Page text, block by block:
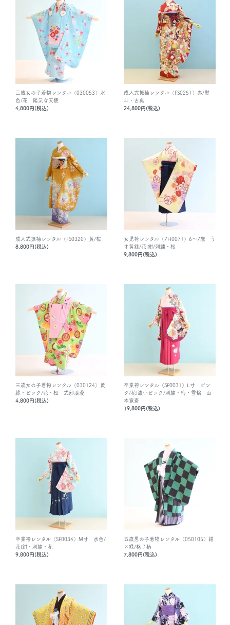
三歳女の子着物レンタル（030053）水
色/花 陽気な天使
4,800円(税込)
成人式振袖レンタル（FS0251）赤/熨
斗・古典
24,800円(税込)
成人式振袖レンタル（FS0320）黄/桜
8,800円(税込)
女児袴レンタル（7H0071）6～7歳 う
す黄緑/花|紺/刺繍・桜
9,800円(税込)
三歳女の子着物レンタル（030124）黄
緑・ピンク/花・松 式部浪漫
4,800円(税込)
卒業袴レンタル（SF0031）L寸 ピン
ク/花|濃いピンク/刺繍・梅・雪輪 山
本寛斎
19,800円(税込)
卒業袴レンタル（SF0034）M寸 水色/
花|紺・刺繍・花
9,800円(税込)
五歳男の子着物レンタル（050105）紺
×緑/格子柄
7,800円(税込)